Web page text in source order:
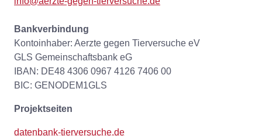
Bankverbindung
Kontoinhaber: Aerzte gegen Tierversuche eV
GLS Gemeinschaftsbank eG
IBAN: DE48 4306 0967 4126 7406 00
BIC: GENODEM1GLS
Projektseiten
datenbank-tierversuche.de